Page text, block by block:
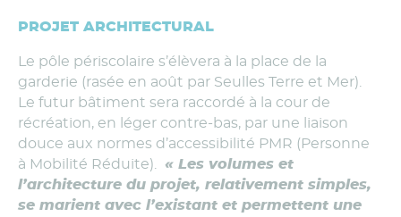
PROJET ARCHITECTURAL
Le pôle périscolaire s’élèvera à la place de la
garderie (rasée en août par Seulles Terre et Mer).
Le futur bâtiment sera raccordé à la cour de
récréation, en léger contre-bas, par une liaison
douce aux normes d’accessibilité PMR (Personne
à Mobilité Réduite).
« Les volumes et
l’architecture du projet, relativement simples,
se marient avec l’existant et permettent une